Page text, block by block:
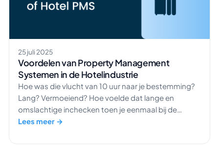
25 juli 2025
Voordelen van Property Management
Systemen in de Hotelindustrie
Hoe was die vlucht van 10 uur naar je bestemming?
Lang? Vermoeiend? Hoe voelde dat lange en
omslachtige inchecken toen je eenmaal bij de
accommodatie was aangekomen? Waarschijnlijk
vraag of ze wel of geen property management
Lees meer →